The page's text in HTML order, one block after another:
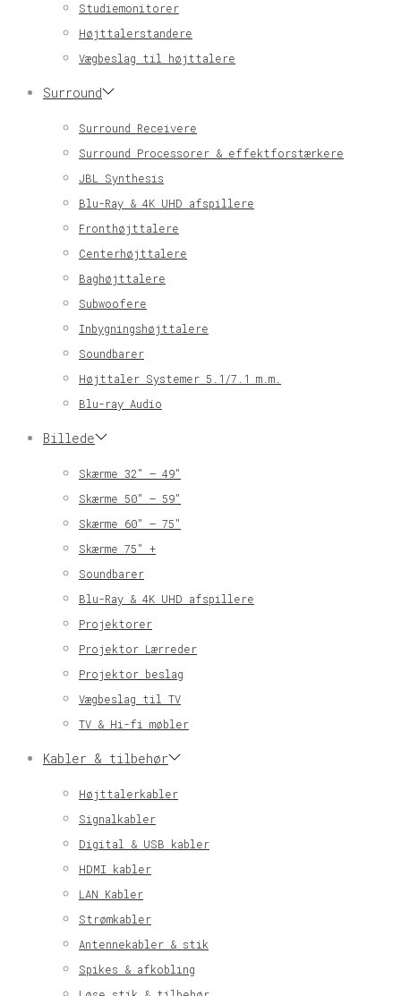
Studiemonitorer
Højttalerstandere
Vægbeslag til højttalere
Surround
Surround Receivere
Surround Processorer & effektforstærkere
JBL Synthesis
Blu-Ray & 4K UHD afspillere
Fronthøjttalere
Centerhøjttalere
Baghøjttalere
Subwoofere
Inbygningshøjttalere
Soundbarer
Højttaler Systemer 5.1/7.1 m.m.
Blu-ray Audio
Billede
Skærme 32″ – 49″
Skærme 50″ – 59″
Skærme 60″ – 75″
Skærme 75″ +
Soundbarer
Blu-Ray & 4K UHD afspillere
Projektorer
Projektor Lærreder
Projektor beslag
Vægbeslag til TV
TV & Hi-fi møbler
Kabler & tilbehør
Højttalerkabler
Signalkabler
Digital & USB kabler
HDMI kabler
LAN Kabler
Strømkabler
Antennekabler & stik
Spikes & afkobling